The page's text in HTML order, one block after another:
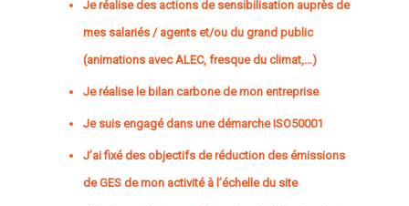
Je réalise des actions de sensibilisation auprès de
mes salariés / agents et/ou du grand public
(animations avec ALEC, fresque du climat,…)
Je réalise le bilan carbone de mon entreprise
Je suis engagé dans une démarche ISO50001
J’ai fixé des objectifs de réduction des émissions
de GES de mon activité à l’échelle du site